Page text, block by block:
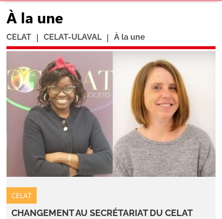
À la une
CELAT | CELAT-ULAVAL | À la une
CELAT
CHANGEMENT AU SECRÉTARIAT DU CELAT